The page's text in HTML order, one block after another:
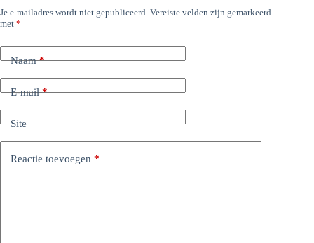
Je e-mailadres wordt niet gepubliceerd. Vereiste velden zijn gemarkeerd
met *
Naam*
E-mail*
Site
Reactie toevoegen *